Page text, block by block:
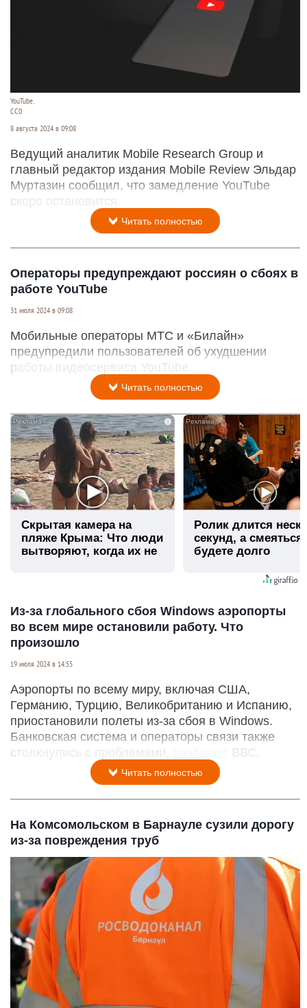
YouTube.
CC0
8 августа 2024 в 09:08
Ведущий аналитик Mobile Research Group и
главный редактор издания Mobile Review Эльдар
Муртазин сообщил, что замедление YouTube
скоро остановится.
Читать полностью
Операторы предупреждают россиян о сбоях в
работе YouTube
31 июля 2024 в 09:08
Мобильные операторы МТС и «Билайн»
предупредили пользователей об ухудшении
работы видеосервиса YouTube.
Читать полностью
i
Скрытая камера на
пляже Крыма: Что люди
вытворяют, когда их не
Ролик длится
секунд, а
будете долго
Из-за глобального сбоя Windows аэропорты
во всем мире остановили работу. Что
произошло
19 июля 2024 в 14:55
Аэропорты по всему миру, включая США,
Германию, Турцию, Великобританию и Испанию,
приостановили полеты из-за сбоя в Windows.
Банковская система и операторы связи также
столкнулись с проблемами,
сообщает ВВС.
Читать полностью
На Комсомольском в Барнауле сузили дорогу
из-за повреждения труб